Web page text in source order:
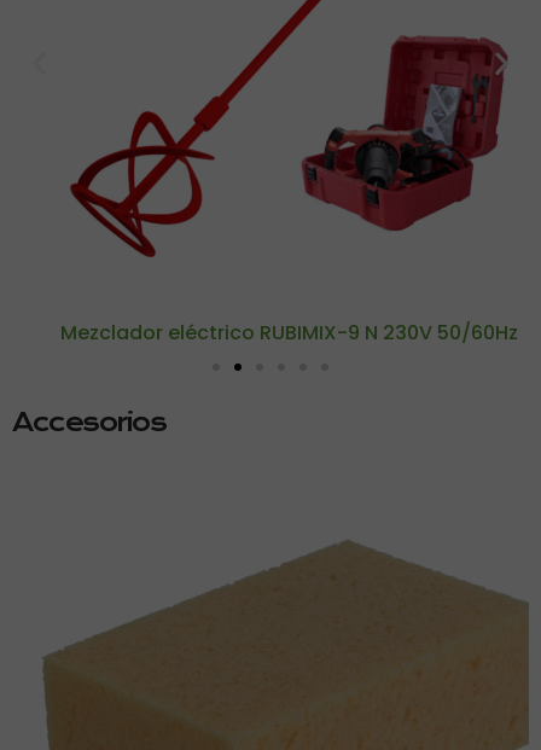
Mezclador eléctrico RUBIMIX-9 N 230V 50/60Hz
Accesorios